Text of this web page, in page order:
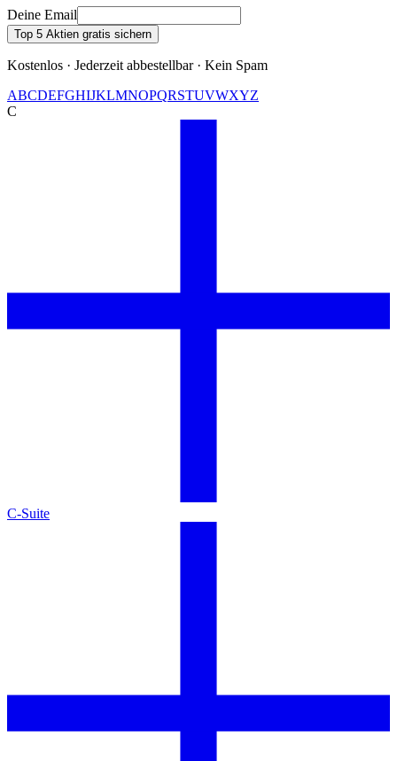
Deine Email
Top 5 Aktien gratis sichern
Kostenlos · Jederzeit abbestellbar · Kein Spam
ABCDEFGHIJKLMNOPQRSTUVWXYZ
C
C-Suite